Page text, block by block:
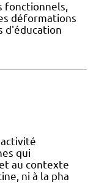
fonctionnels,
déformations
d'éducation
qui
au contexte
ni à la pha